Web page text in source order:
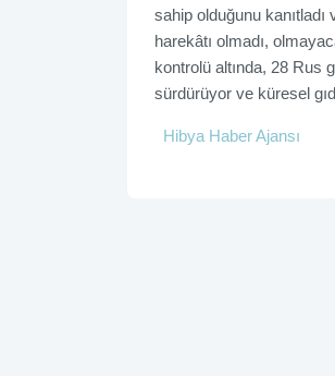
sahip olduğunu
harekâtı olmadı,
kontrolü altında, 28 Rus
sürdürüyor ve küresel
Hibya Haber Ajansı